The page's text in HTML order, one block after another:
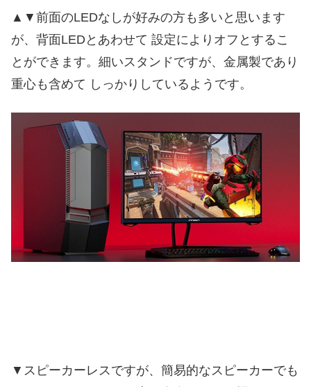
▲▼前面のLEDなしが好みの方も多いと思います
が、背面LEDとあわせて 設定によりオフとするこ
とができます。細いスタンドですが、金属製であり
重心も含めて しっかりしているようです。
▼スピーカーレスですが、簡易的なスピーカーでも